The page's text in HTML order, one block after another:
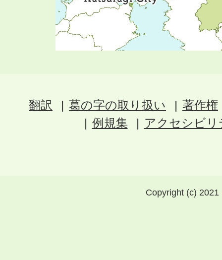
翻訳 葛の字の取り扱い
著作権
例規集
アクセシビ
Copyright (c)